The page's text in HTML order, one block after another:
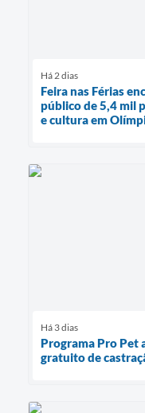
Há 2 dias
Feira nas Férias
público de 5,4 mil
e cultura em
Há 3 dias
Programa Pro Pet
gratuito de